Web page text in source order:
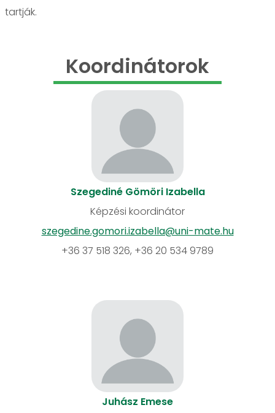
tartják.
Koordinátorok
Szegediné Gömöri Izabella
Képzési koordinátor
szegedine.gomori.izabella@uni-mate.hu
+36 37 518 326, +36 20 534 9789
Juhász Emese